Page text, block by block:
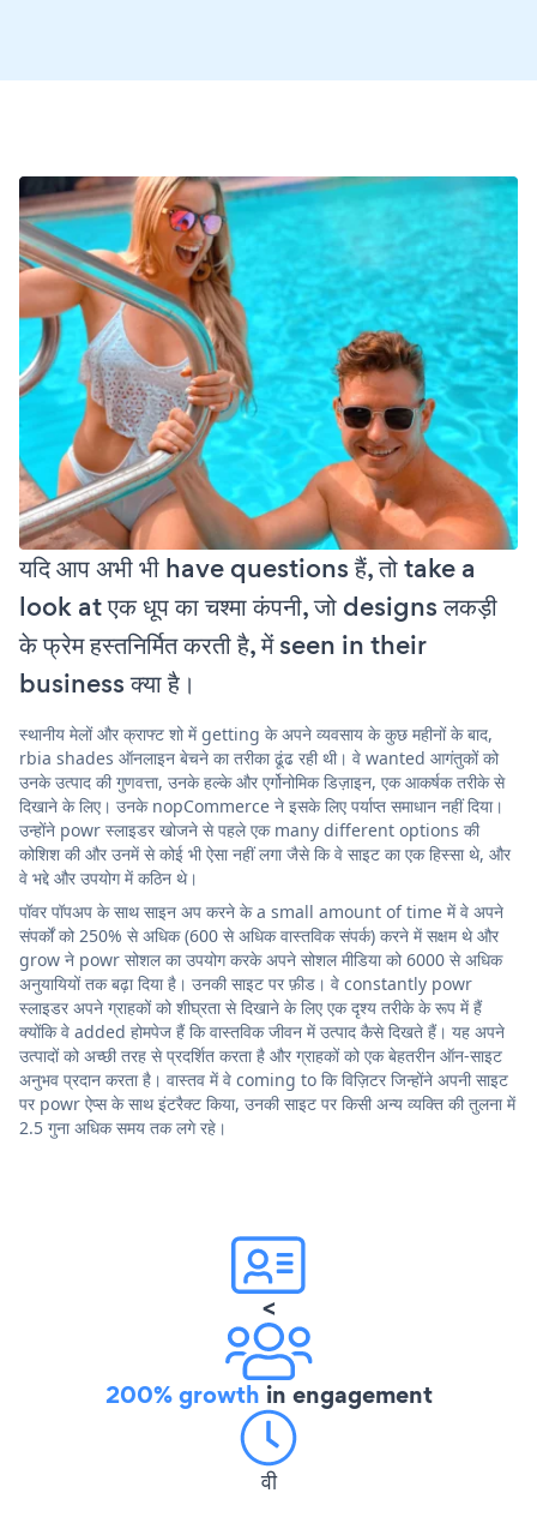
यदि आप अभी भी have questions हैं, तो take a
look at एक धूप का चश्मा कंपनी, जो designs लकड़ी
के फ्रेम हस्तनिर्मित करती है, में seen in their
business क्या है।
स्थानीय मेलों और क्राफ्ट शो में getting के अपने व्यवसाय के कुछ महीनों के बाद,
rbia shades ऑनलाइन बेचने का तरीका ढूंढ रही थी। वे wanted आगंतुकों को
उनके उत्पाद की गुणवत्ता, उनके हल्के और एर्गोनोमिक डिज़ाइन, एक आकर्षक तरीके से
दिखाने के लिए। उनके nopCommerce ने इसके लिए पर्याप्त समाधान नहीं दिया।
उन्होंने powr स्लाइडर खोजने से पहले एक many different options की
कोशिश की और उनमें से कोई भी ऐसा नहीं लगा जैसे कि वे साइट का एक हिस्सा थे, और
वे भद्दे और उपयोग में कठिन थे।
पॉवर पॉपअप के साथ साइन अप करने के a small amount of time में वे अपने
संपर्कों को 250% से अधिक (600 से अधिक वास्तविक संपर्क) करने में सक्षम थे और
grow ने powr सोशल का उपयोग करके अपने सोशल मीडिया को 6000 से अधिक
अनुयायियों तक बढ़ा दिया है। उनकी साइट पर फ़ीड। वे constantly powr
स्लाइडर अपने ग्राहकों को शीघ्रता से दिखाने के लिए एक दृश्य तरीके के रूप में हैं
क्योंकि वे added होमपेज हैं कि वास्तविक जीवन में उत्पाद कैसे दिखते हैं। यह अपने
उत्पादों को अच्छी तरह से प्रदर्शित करता है और ग्राहकों को एक बेहतरीन ऑन-साइट
अनुभव प्रदान करता है। वास्तव में वे coming to कि विज़िटर जिन्होंने अपनी साइट
पर powr ऐप्स के साथ इंटरैक्ट किया, उनकी साइट पर किसी अन्य व्यक्ति की तुलना में
2.5 गुना अधिक समय तक लगे रहे।
<
200% growth in engagement
वी